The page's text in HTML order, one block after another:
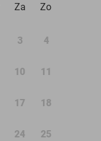
Za Zo
3 4
10 11
17 18
24 25